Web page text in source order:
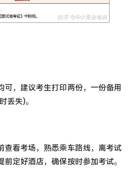
可，建议考生打印两份，一份备用
丢失)。
查看考场，熟悉乘车路线，离考试
定好酒店，确保按时参加考试。